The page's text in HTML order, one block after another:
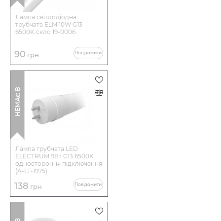
Лампа світлодіодна
трубчата ELM 10W G13
6500K скло 19-0006
90 грн Повідомити
Лампа трубчата LED
ELECTRUM 9Вт G13 6500K
одностороннє підключення
(A-LT-1975)
138 грн Повідомити
Н
Е
М
А
Є
В
Н
А
Я
В
Н
О
С
Т І